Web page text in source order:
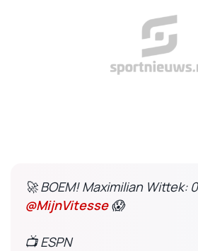
🚀 BOEM! Maximilian Wittek:
@MijnVitesse😱
📺 ESPN